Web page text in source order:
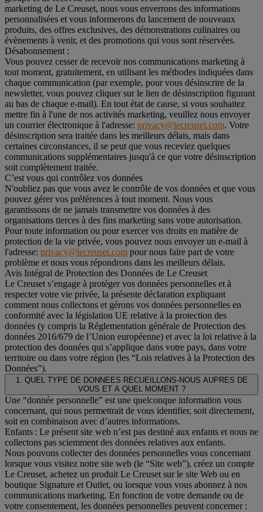
marketing de Le Creuset, nous vous enverrons des informations
personnalisées et vous informerons du lancement de nouveaux
produits, des offres exclusives, des démonstrations culinaires ou
évènements à venir, et des promotions qui vous sont réservées.
Désabonnement :
Vous pouvez cesser de recevoir nos communications marketing à
tout moment, gratuitement, en utilisant les méthodes indiquées dans
chaque communication (par exemple, pour vous désinscrire de la
newsletter, vous pouvez cliquer sur le lien de désinscription figurant
au bas de chaque e-mail). En tout état de cause, si vous souhaitez
mettre fin à l'une de nos activités marketing, veuillez nous envoyer
un courrier électronique à l'adresse: privacy@lecreuset.com. Votre
désinscription sera traitée dans les meilleurs délais, mais dans
certaines circonstances, il se peut que vous receviez quelques
communications supplémentaires jusqu'à ce que votre désinscription
soit complètement traitée.
C’est vous qui contrôlez vos données
N'oubliez pas que vous avez le contrôle de vos données et que vous
pouvez gérer vos préférences à tout moment. Nous vous
garantissons de ne jamais transmettre vos données à des
organisations tierces à des fins marketing sans votre autorisation.
Pour toute information ou pour exercer vos droits en matière de
protection de la vie privée, vous pouvez nous envoyer un e-mail à
l'adresse: privacy@lecreuset.com pour nous faire part de votre
problème et nous vous répondrons dans les meilleurs délais.
Avis Intégral de Protection des Données de Le Creuset
Le Creuset s’engage à protéger vos données personnelles et à
respecter votre vie privée, la présente déclaration expliquant
comment nous collectons et gérons vos données personnelles en
conformité avec la législation UE relative à la protection des
données (y compris la Réglementation générale de Protection des
données 2016/679 de l’Union européenne) et avec la loi relative à la
protection des données qui s’applique dans votre pays, dans votre
territoire ou dans votre région (les “Lois relatives à la Protection des
Données”).
1. QUEL TYPE DE DONNEES RECUEILLONS-NOUS AUPRES DE
VOUS ET A QUEL MOMENT ?
Une “donnée personnelle” est une quelconque information vous
concernant, qui nous permettrait de vous identifier, soit directement,
soit en combinaison avec d’autres informations.
Enfants : Le présent site web n’est pas destiné aux enfants et nous ne
collectons pas sciemment des données relatives aux enfants.
Nous pouvons collecter des données personnelles vous concernant
lorsque vous visitez notre site web (le “Site web”), créez un compte
Le Creuset, achetez un produit Le Creuset sur le site Web ou en
boutique Signature et Outlet, ou lorsque vous vous abonnez à nos
communications marketing. En fonction de votre demande ou de
votre consentement, les données personnelles peuvent concerner :